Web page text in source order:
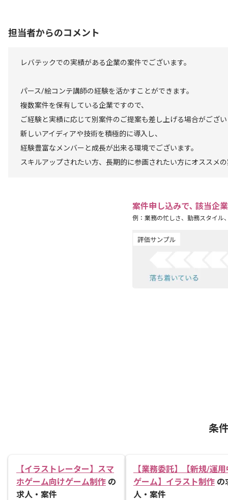
担当者からのコメント
レバテックでの実績がある企業の案件でございます。
パース/絵コンテ講師の経験を活かすことができます。
複数案件を保有している企業ですので、
ご経験と実績に応じて別案件のご提案も差し上げる場合がござ
新しいアイディアや技術を積極的に導入し、
経験豊富なメンバーと成長が出来る環境でございます。
スキルアップされたい方、長期的に参画されたい方にオススメ
案件申し込みで､ 該当企
例：業務の忙しさ、勤務スタイル
条
【イラストレーター】スマ
ホゲーム向けゲーム制作 の
求人・案件
【業務委託】【新規/運用
ゲーム】イラスト制作 の
人・案件